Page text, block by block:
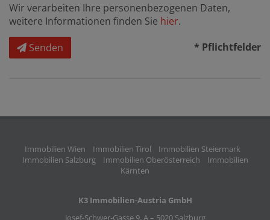
Wir verarbeiten Ihre personenbezogenen Daten,
weitere Informationen finden Sie hier.
Senden
* Pflichtfelder
Immobilien Wien Immobilien Tirol
Immobilien Steiermark
Immobilien Salzburg
Immobilien Oberösterreich
Immobilien
Kärnten
K3 Immobilien-Austria GmbH
Josef-Schwer-Gasse 9, A – 5020 Salzburg